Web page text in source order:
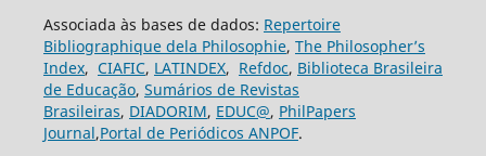
Associada às bases de dados: Repertoire
Bibliographique dela Philosophie, The Philosopher’s
Index, CIAFIC, LATINDEX, Refdoc, Biblioteca Brasileira
de Educação, Sumários de Revistas
Brasileiras, DIADORIM, EDUC@, PhilPapers
Journal,Portal de Periódicos ANPOF.